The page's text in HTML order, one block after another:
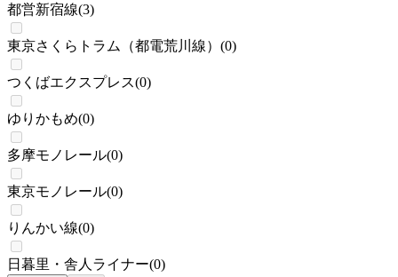
都営新宿線(3)
東京さくらトラム（都電荒川線） (0)
つくばエクスプレス(0)
ゆりかもめ(0)
多摩モノレール(0)
東京モノレール(0)
りんかい線(0)
日暮里・舎人ライナー(0)